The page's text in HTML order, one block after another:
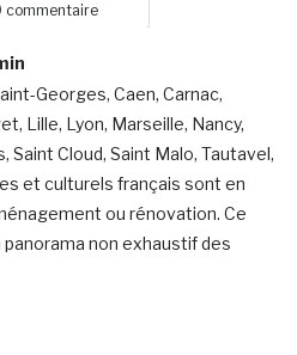
commentaire
Georges, Caen, Carnac,
Lille, Lyon, Marseille, Nancy,
Saint Cloud, Saint Malo, Tautavel,
et culturels français sont en
ou rénovation. Ce
non exhaustif des